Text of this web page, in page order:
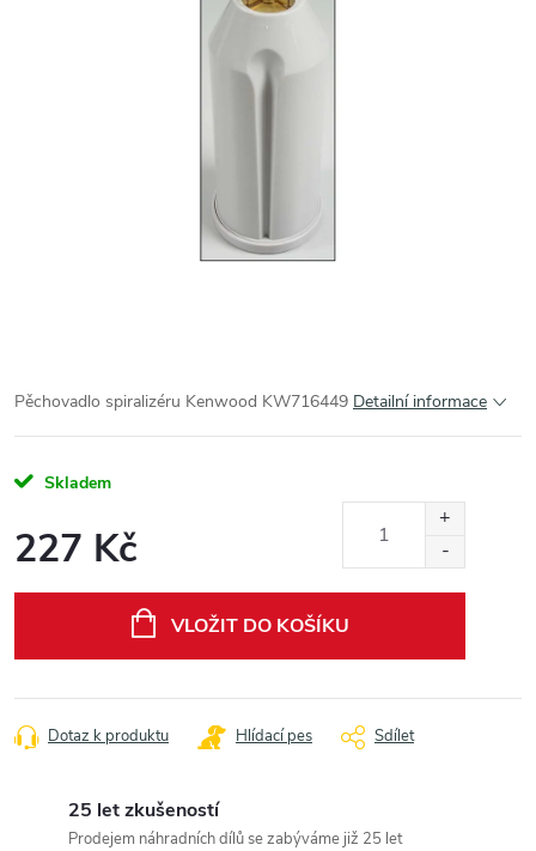
Pěchovadlo spiralizéru Kenwood KW716449 Detailní informace
Skladem
227 Kč
VLOŽIT DO KOŠÍKU
Dotaz k produktu Hlídací pes Sdílet
25 let zkušeností
Prodejem náhradních dílů se zabýváme již 25 let